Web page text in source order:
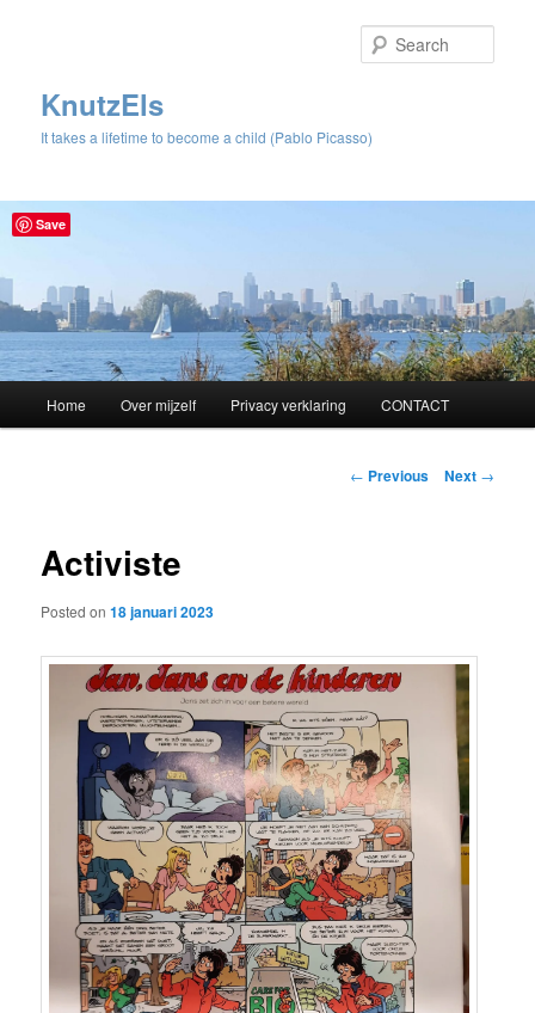
KnutzEls
It takes a lifetime to become a child (Pablo Picasso)
Skip
content
Home Over mijzelf Privacy verklaring CONTACT
Post
← Previous Next →
Activiste
Posted on18 januari 2023
Save